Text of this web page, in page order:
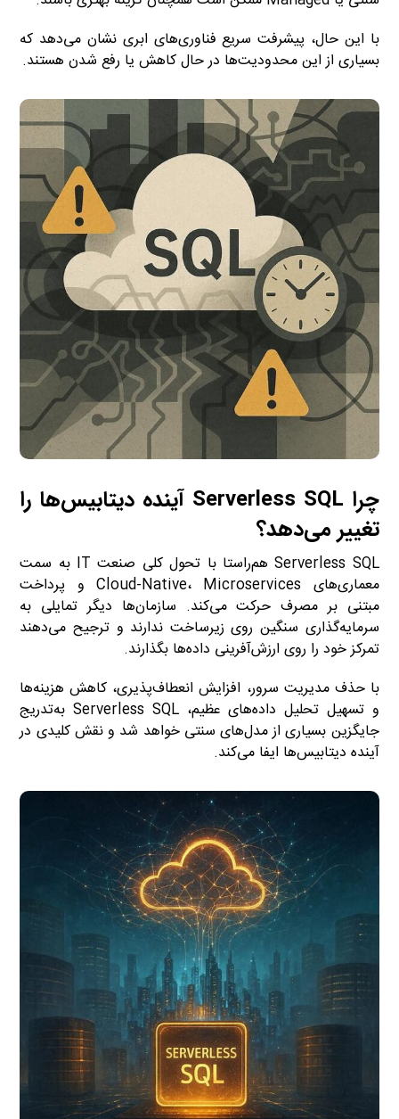
با این حال، پیشرفت سریع فناوری‌های ابری نشان می‌دهد که
بسیاری از این محدودیت‌ها در حال کاهش یا رفع شدن هستند.
چرا Serverless SQL آینده دیتابیس‌ها را
تغییر می‌دهد؟
Serverless SQL هم‌راستا با تحول کلی صنعت IT به سمت
معماری‌های Cloud-Native، Microservices و پرداخت
مبتنی بر مصرف حرکت می‌کند. سازمان‌ها دیگر تمایلی به
سرمایه‌گذاری سنگین روی زیرساخت ندارند و ترجیح می‌دهند
تمرکز خود را روی ارزش‌آفرینی داده‌ها بگذارند.
با حذف مدیریت سرور، افزایش انعطاف‌پذیری، کاهش هزینه‌ها
و تسهیل تحلیل داده‌های عظیم، Serverless SQL به‌تدریج
جایگزین بسیاری از مدل‌های سنتی خواهد شد و نقش کلیدی در
آینده دیتابیس‌ها ایفا می‌کند.